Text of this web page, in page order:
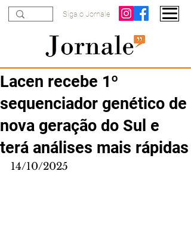
Siga o Jornale
Lacen recebe 1º
sequenciador genético de
nova geração do Sul e
terá análises mais rápidas
14/10/2025